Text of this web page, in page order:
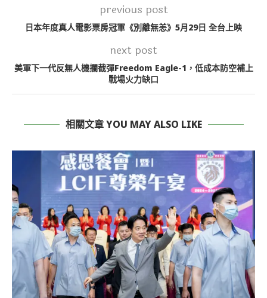
previous post
日本年度真人電影票房冠軍《別離無恙》5月29日 全台上映
next post
美軍下一代反無人機攔截彈Freedom Eagle-1，低成本防空補上
戰場火力缺口
相關文章 YOU MAY ALSO LIKE